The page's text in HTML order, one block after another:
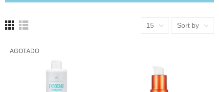
15 Sort by
AGOTADO